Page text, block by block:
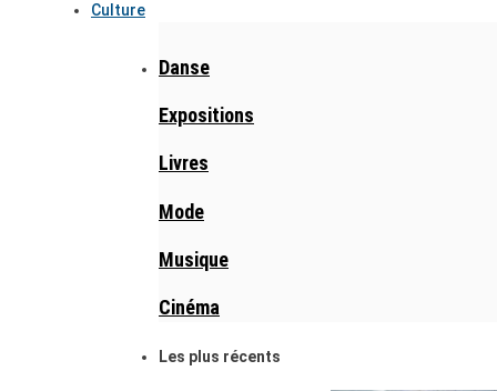
Culture
Danse
Expositions
Livres
Mode
Musique
Cinéma
Les plus récents